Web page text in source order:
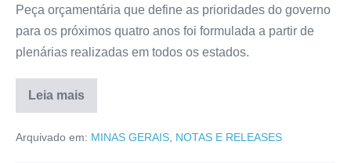
Peça orçamentária que define as prioridades do governo
para os próximos quatro anos foi formulada a partir de
plenárias realizadas em todos os estados.
Leia mais
Arquivado em: MINAS GERAIS NOTAS E RELEASES